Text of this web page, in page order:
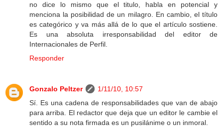
no dice lo mismo que el titulo, habla en potencial y
menciona la posibilidad de un milagro. En cambio, el título
es categórico y va más allá de lo que el artículo sostiene.
Es una absoluta irresponsabilidad del editor de
Internacionales de Perfil.
Responder
Gonzalo Peltzer
1/11/10, 10:57
Sí. Es una cadena de responsabilidades que van de abajo
para arriba. El redactor que deja que un editor le cambie el
sentido a su nota firmada es un pusilánime o un inmoral.